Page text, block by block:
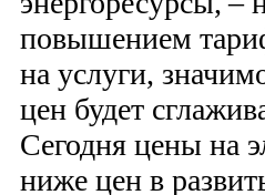
повышением
на услуги,
цен будет
Сегодня цены на
ниже цен в